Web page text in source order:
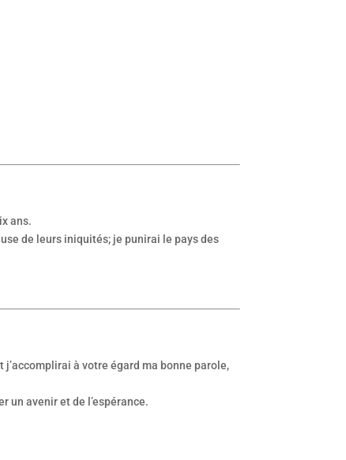
ans.
de leurs iniquités; je punirai le pays des
à votre égard ma bonne parole,
un avenir et de l’espérance.